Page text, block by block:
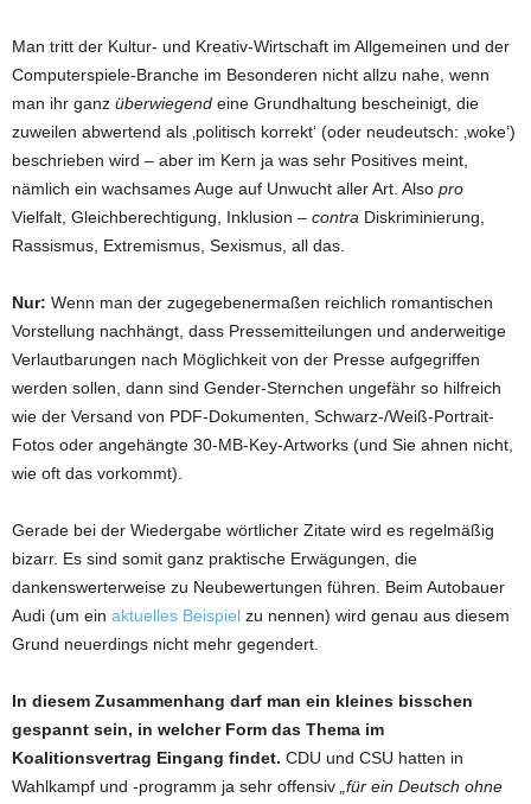
Man tritt der Kultur- und Kreativ-Wirtschaft im Allgemeinen und der
Computerspiele-Branche im Besonderen nicht allzu nahe, wenn
man ihr ganz überwiegend eine Grundhaltung bescheinigt, die
zuweilen abwertend als ‚politisch korrekt‘ (oder neudeutsch: ‚woke‘)
beschrieben wird – aber im Kern ja was sehr Positives meint,
nämlich ein wachsames Auge auf Unwucht aller Art. Also pro
Vielfalt, Gleichberechtigung, Inklusion – contra Diskriminierung,
Rassismus, Extremismus, Sexismus, all das.
Nur: Wenn man der zugegebenermaßen reichlich romantischen
Vorstellung nachhängt, dass Pressemitteilungen und anderweitige
Verlautbarungen nach Möglichkeit von der Presse aufgegriffen
werden sollen, dann sind Gender-Sternchen ungefähr so hilfreich
wie der Versand von PDF-Dokumenten, Schwarz-/Weiß-Portrait-
Fotos oder angehängte 30-MB-Key-Artworks (und Sie ahnen nicht,
wie oft das vorkommt).
Gerade bei der Wiedergabe wörtlicher Zitate wird es regelmäßig
bizarr. Es sind somit ganz praktische Erwägungen, die
dankenswerterweise zu Neubewertungen führen. Beim Autobauer
Audi (um ein aktuelles Beispiel zu nennen) wird genau aus diesem
Grund neuerdings nicht mehr gegendert.
In diesem Zusammenhang darf man ein kleines bisschen
gespannt sein, in welcher Form das Thema im
Koalitionsvertrag Eingang findet. CDU und CSU hatten in
Wahlkampf und -programm ja sehr offensiv „für ein Deutsch ohne